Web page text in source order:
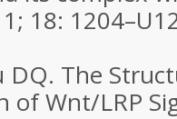
18:
DQ. The
of Wnt/LRP